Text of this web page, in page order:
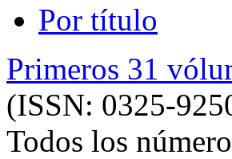
Por título
Primeros 31
(ISSN: 0325-
Todos los